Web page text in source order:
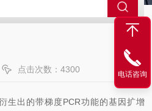
点击次数：4300
生出的带梯度PCR功能的基因扩增
电话咨询